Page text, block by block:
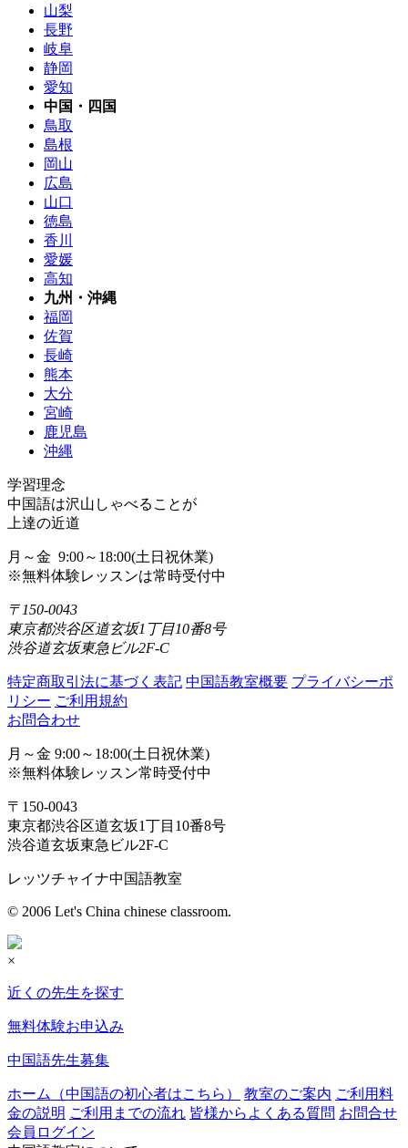
山梨
長野
岐阜
静岡
愛知
中国・四国
鳥取
島根
岡山
広島
山口
徳島
香川
愛媛
高知
九州・沖縄
福岡
佐賀
長崎
熊本
大分
宮崎
鹿児島
沖縄
学習理念
中国語は沢山しゃべることが
上達の近道
月～金 9:00～18:00(土日祝休業)
※無料体験レッスンは常時受付中
〒150-0043
東京都渋谷区道玄坂1丁目10番8号
渋谷道玄坂東急ビル2F-C
特定商取引法に基づく表記 中国語教室概要 プライバシーポ
リシー ご利用規約
お問合わせ
月～金 9:00～18:00(土日祝休業)
※無料体験レッスン常時受付中
〒150-0043
東京都渋谷区道玄坂1丁目10番8号
渋谷道玄坂東急ビル2F-C
レッツチャイナ中国語教室
© 2006 Let's China chinese classroom.
×
近くの先生を探す
無料体験お申込み
中国語先生募集
ホーム（中国語の初心者はこちら） 教室のご案内 ご利用料
金の説明 ご利用までの流れ 皆様からよくある質問 お問合せ
会員ログイン